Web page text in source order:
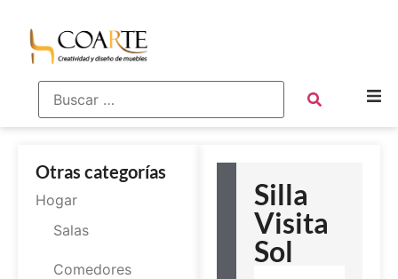
Otras categorías
Hogar
Salas
Comedores
Silla
Visita
Sol